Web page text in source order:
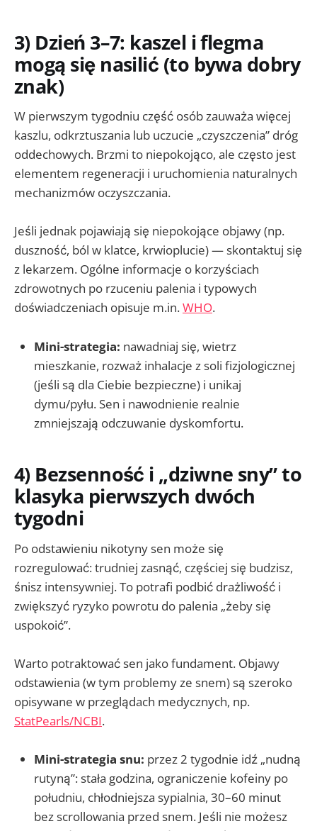
3) Dzień 3–7: kaszel i flegma
mogą się nasilić (to bywa dobry
znak)
W pierwszym tygodniu część osób zauważa więcej
kaszlu, odkrztuszania lub uczucie „czyszczenia” dróg
oddechowych. Brzmi to niepokojąco, ale często jest
elementem regeneracji i uruchomienia naturalnych
mechanizmów oczyszczania.
Jeśli jednak pojawiają się niepokojące objawy (np.
duszność, ból w klatce, krwioplucie) — skontaktuj się
z lekarzem. Ogólne informacje o korzyściach
zdrowotnych po rzuceniu palenia i typowych
doświadczeniach opisuje m.in.WHO.
Mini-strategia: nawadniaj się, wietrz
mieszkanie, rozważ inhalacje z soli fizjologicznej
(jeśli są dla Ciebie bezpieczne) i unikaj
dymu/pyłu. Sen i nawodnienie realnie
zmniejszają odczuwanie dyskomfortu.
4) Bezsenność i „dziwne sny” to
klasyka pierwszych dwóch
tygodni
Po odstawieniu nikotyny sen może się
rozregulować: trudniej zasnąć, częściej się budzisz,
śnisz intensywniej. To potrafi podbić drażliwość i
zwiększyć ryzyko powrotu do palenia „żeby się
uspokoić”.
Warto potraktować sen jako fundament. Objawy
odstawienia (w tym problemy ze snem) są szeroko
opisywane w przeglądach medycznych, np.
StatPearls/NCBI.
Mini-strategia snu: przez 2 tygodnie idź „nudną
rutyną”: stała godzina, ograniczenie kofeiny po
południu, chłodniejsza sypialnia, 30–60 minut
bez scrollowania przed snem. Jeśli nie możesz